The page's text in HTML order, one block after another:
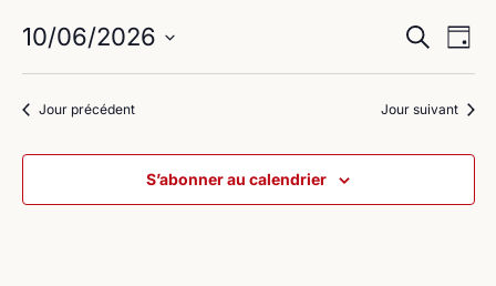
et
de
vues
Recherche
de
Jour
10/06/2026
date.Jour précédent Jour suivant
S’abonner au calendrier